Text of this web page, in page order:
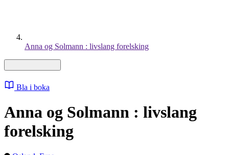
Anna og Solmann : livslang forelsking
Bla i boka
Anna og Solmann : livslang
forelsking